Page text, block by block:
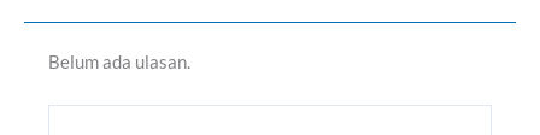
Belum ada ulasan.